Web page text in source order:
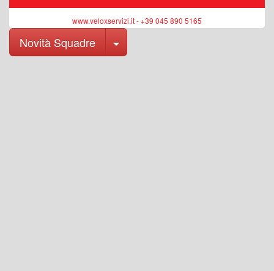
www.veloxservizi.it - +39 045 890 5165
Novità Squadre Toggle Dropdown